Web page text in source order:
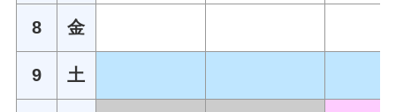
8 金
9 土